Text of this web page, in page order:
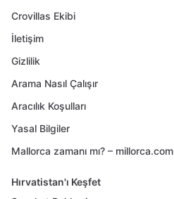
Crovillas Ekibi
İletişim
Gizlilik
Arama Nasıl Çalışır
Aracılık Koşulları
Yasal Bilgiler
Mallorca zamanı mı? – millorca.com
Hırvatistan'ı Keşfet